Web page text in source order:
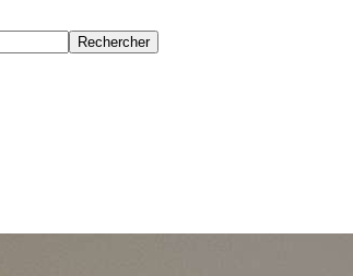
Rechercher